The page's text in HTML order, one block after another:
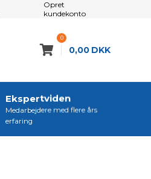
Opret
kundekonto
0
0,00 DKK
Ekspertviden
Medarbejdere med flere års
erfaring